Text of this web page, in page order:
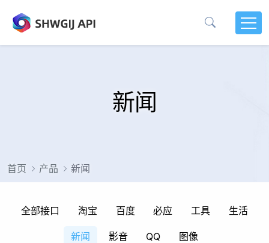
新闻
首页 产品 新闻
全部接口 淘宝 百度 必应 工具 生活
新闻 影音 QQ 图像